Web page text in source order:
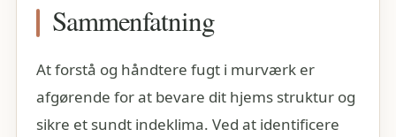
Sammenfatning
At forstå og håndtere fugt i murværk er
afgørende for at bevare dit hjems struktur og
sikre et sundt indeklima. Ved at identificere